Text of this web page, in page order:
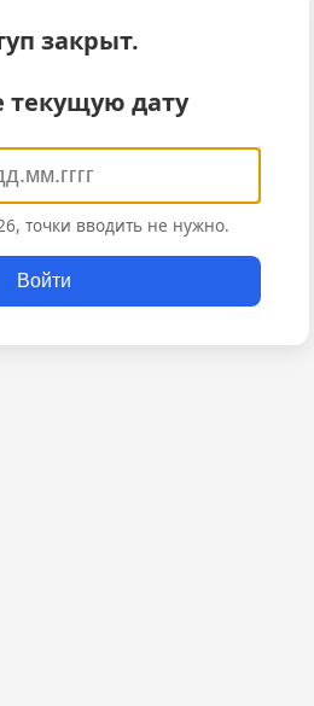
закрыт.
текущую дату
точки вводить не нужно.
Войти